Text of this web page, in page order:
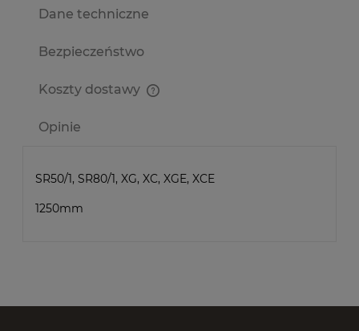
Dane techniczne
Bezpieczeństwo
Koszty dostawy
Opinie
SR50/1, SR80/1, XG, XC, XGE, XCE
1250mm